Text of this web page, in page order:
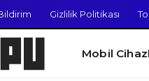
Gizlilik Politikası
Mobil